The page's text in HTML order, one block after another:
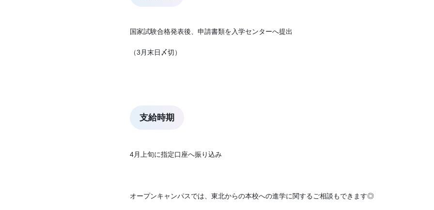
国家試験合格発表後、申請書類を入学センターへ提出
（3月末日〆切）
支給時期
4月上旬に指定口座へ振り込み
オープンキャンパスでは、東北からの本校への進学に関するご相談もできます◎